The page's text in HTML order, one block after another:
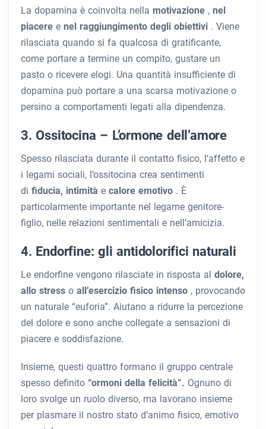
La dopamina è coinvolta nella motivazione , nel
piacere e nel raggiungimento degli obiettivi . Viene
rilasciata quando si fa qualcosa di gratificante,
come portare a termine un compito, gustare un
pasto o ricevere elogi. Una quantità insufficiente di
dopamina può portare a una scarsa motivazione o
persino a comportamenti legati alla dipendenza.
3. Ossitocina – L’ormone dell’amore
Spesso rilasciata durante il contatto fisico, l’affetto e
i legami sociali, l’ossitocina crea sentimenti
di fiducia, intimità e calore emotivo . È
particolarmente importante nel legame genitore-
figlio, nelle relazioni sentimentali e nell’amicizia.
4. Endorfine: gli antidolorifici naturali
Le endorfine vengono rilasciate in risposta al dolore,
allo stress o all’esercizio fisico intenso , provocando
un naturale “euforia”. Aiutano a ridurre la percezione
del dolore e sono anche collegate a sensazioni di
piacere e soddisfazione.
Insieme, questi quattro formano il gruppo centrale
spesso definito “ormoni della felicità”. Ognuno di
loro svolge un ruolo diverso, ma lavorano insieme
per plasmare il nostro stato d’animo fisico, emotivo